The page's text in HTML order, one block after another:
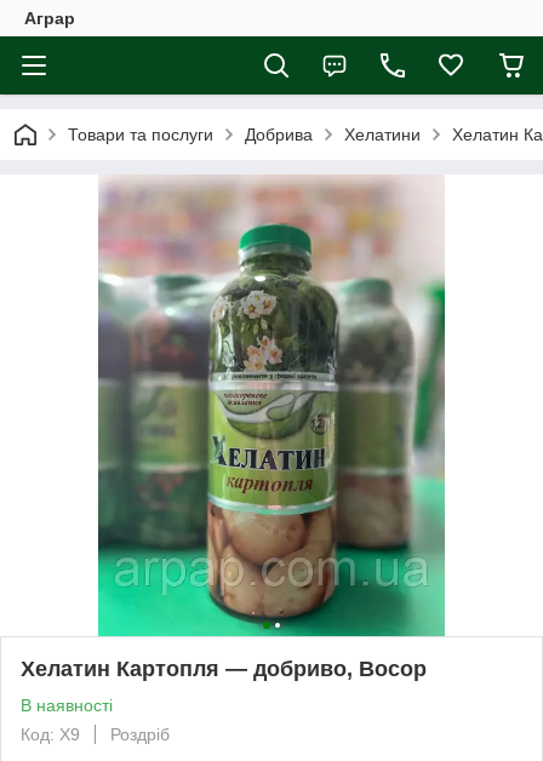
Аграр
Товари та послуги Добрива Хелатини Хелатин
Хелатин Картопля — добриво, Восор
В наявності
Код: X9
Роздріб